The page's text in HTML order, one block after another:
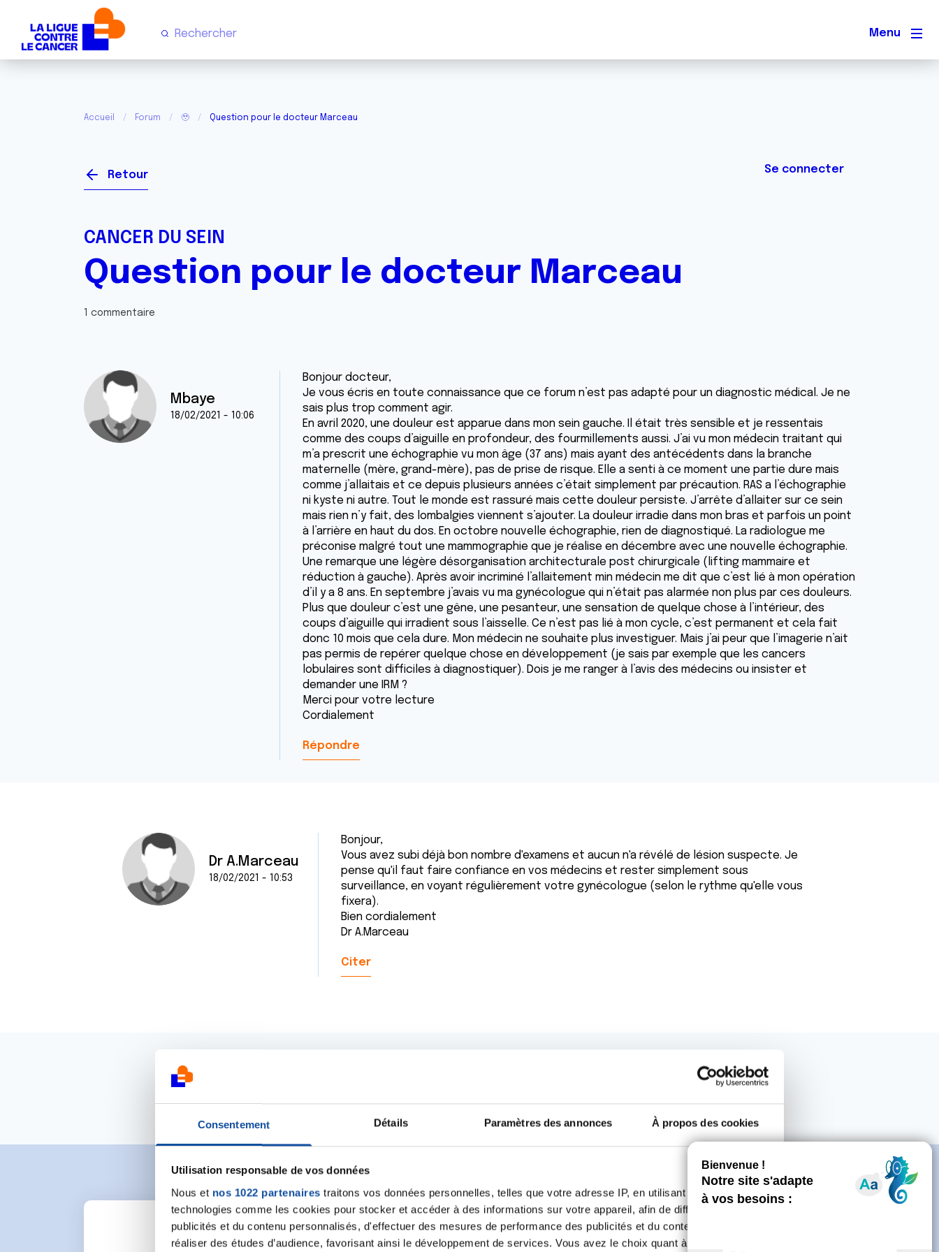
Consentement Détails Paramètres des annonces À propos des cookies
Utilisation responsable de vos données
Nous et nos 1022 partenaires traitons vos données personnelles, telles que votre adresse IP, en utilisant des
technologies comme les cookies pour stocker et accéder à des informations sur votre appareil, afin de diffuser des
publicités et du contenu personnalisés, d'effectuer des mesures de performance des publicités et du contenu, ainsi que de
réaliser des études d’audience, favorisant ainsi le développement de services. Vous avez le choix quant à l'utilisation de
Menu
Accueil Forum 🥹 Question pour le docteur Marceau
Retour Se connecter
CANCER DU SEIN
Question pour le docteur Marceau
1 commentaire
Mbaye
18/02/2021 - 10:06
Bonjour docteur,
Je vous écris en toute connaissance que ce forum n’est pas adapté pour un diagnostic médical. Je ne
sais plus trop comment agir.
En avril 2020, une douleur est apparue dans mon sein gauche. Il était très sensible et je ressentais
comme des coups d’aiguille en profondeur, des fourmillements aussi. J’ai vu mon médecin traitant qui
m’a prescrit une échographie vu mon âge (37 ans) mais ayant des antécédents dans la branche
maternelle (mère, grand-mère), pas de prise de risque. Elle a senti à ce moment une partie dure mais
comme j’allaitais et ce depuis plusieurs années c’était simplement par précaution. RAS a l’échographie
ni kyste ni autre. Tout le monde est rassuré mais cette douleur persiste. J’arrête d’allaiter sur ce sein
mais rien n’y fait, des lombalgies viennent s’ajouter. La douleur irradie dans mon bras et parfois un point
à l’arrière en haut du dos. En octobre nouvelle échographie, rien de diagnostiqué. La radiologue me
préconise malgré tout une mammographie que je réalise en décembre avec une nouvelle échographie.
Une remarque une légère désorganisation architecturale post chirurgicale (lifting mammaire et
réduction à gauche). Après avoir incriminé l’allaitement min médecin me dit que c’est lié à mon opération
d’il y a 8 ans. En septembre j’avais vu ma gynécologue qui n’était pas alarmée non plus par ces douleurs.
Plus que douleur c’est une gêne, une pesanteur, une sensation de quelque chose à l’intérieur, des
coups d’aiguille qui irradient sous l’aisselle. Ce n’est pas lié à mon cycle, c’est permanent et cela fait
donc 10 mois que cela dure. Mon médecin ne souhaite plus investiguer. Mais j’ai peur que l’imagerie n’ait
pas permis de repérer quelque chose en développement (je sais par exemple que les cancers
lobulaires sont difficiles à diagnostiquer). Dois je me ranger à l’avis des médecins ou insister et
demander une IRM ?
Merci pour votre lecture
Cordialement
Répondre
Dr A.Marceau
18/02/2021 - 10:53
Bonjour,
Vous avez subi déjà bon nombre d'examens et aucun n'a révélé de lésion suspecte. Je
pense qu'il faut faire confiance en vos médecins et rester simplement sous
surveillance, en voyant régulièrement votre gynécologue (selon le rythme qu'elle vous
fixera).
Bien cordialement
Dr A.Marceau
Citer
Ecrire un commentaire